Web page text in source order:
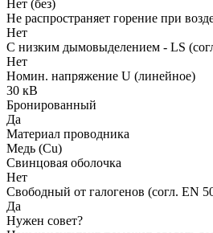
Нет (без)
Не распространяет горение при
Нет
С низким дымовыделением - LS
Нет
Номин. напряжение U (линейное)
30 кВ
Бронированный
Да
Материал проводника
Медь (Cu)
Свинцовая оболочка
Нет
Свободный от галогенов (согл. EN
Да
Нужен совет?